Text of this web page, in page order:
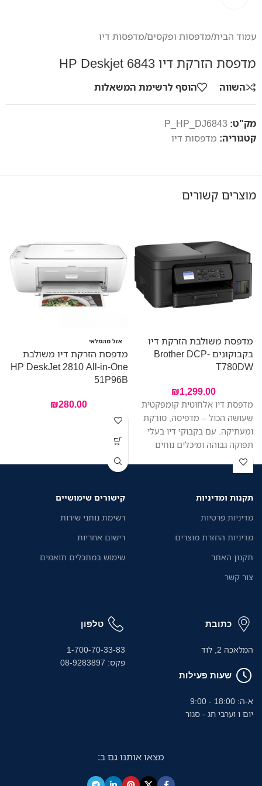
עמוד הבית/מדפסות ופקסים/מדפסות דיו
מדפסת הזרקת דיו HP Deskjet 6843
השווה הוסף לרשימת המשאלות
מק"ט: P_HP_DJ6843
קטגוריה: מדפסות דיו
מוצרים קשורים
מדפסת משולבת הזרקת דיו
בקבוקונים Brother DCP-
T780DW
₪1,299.00
מדפסת דיו אלחוטית קומפקטית
שעושה הכול – מדפיסה, סורקת
ומעתיקה. עם בקבוקי דיו בעלי
תפוקה גבוהה ומיכלים נוחים
למילוי, תחסכו בעלויות ותדפיסו
יותר בפחות. היא מתאימה
קטן, עם חיבור קל, הדפסה מהירה
ידני הופכים את העבודה לחלקה
אזל מהמלאי
מדפסת הזרקת דיו משולבת
HP DeskJet 2810 All-in-One
51P96B
₪280.00
תקנות ומדיניות
מדיניות פרטיות
מדיניות החזרת מוצרים
תקנון האתר
צור קשר
קישורים שימושיים
רשימת נותני שירות
רישום אחריות
שימוש במתכלים תואמים
כתובת
המלאכה 2, לוד
שעות פעילות
א-ה: 18:00 - 9:00
יום ו וערבי חג - סגור
טלפון
1-700-70-33-83
פקס: 08-9283897
מצאו אותנו גם ב: